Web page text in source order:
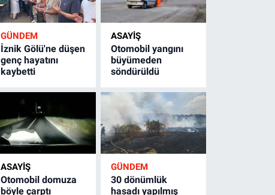
GÜNDEM
İznik Gölü'ne düşen
genç hayatını
kaybetti
ASAYİŞ
Otomobil yangını
büyümeden
söndürüldü
ASAYİŞ
Otomobil domuza
böyle çarptı
GÜNDEM
30 dönümlük
hasadı yapılmış